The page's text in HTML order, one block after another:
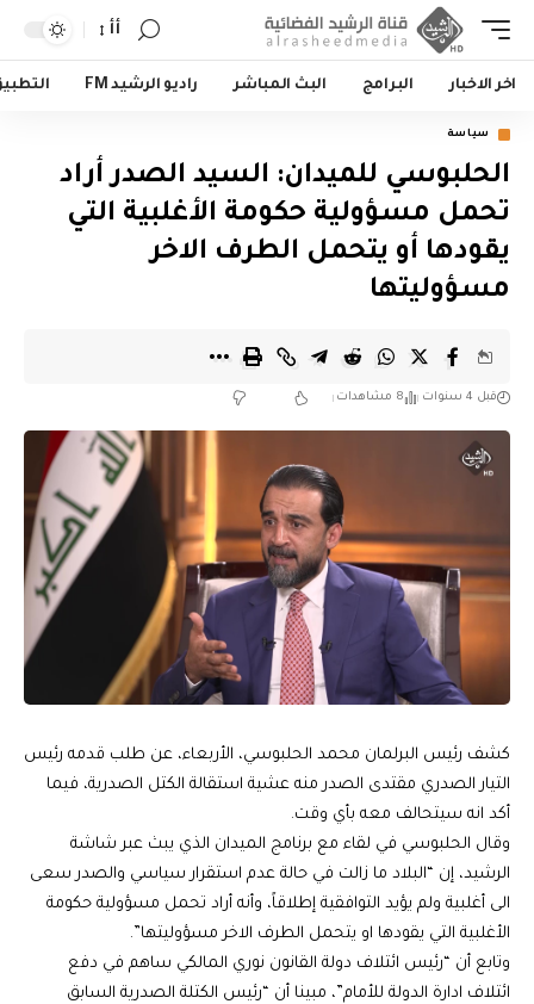
أأ
اخر الاخبار البرامج البث المباشر راديو الرشيد FM
سياسة
الحلبوسي للميدان: السيد الصدر أراد
تحمل مسؤولية حكومة الأغلبية التي
يقودها أو يتحمل الطرف الاخر
مسؤوليتها
قبل 4 سنوات 8 مشاهدات
كشف رئيس البرلمان محمد الحلبوسي، الأربعاء، عن طلب قدمه رئيس
التيار الصدري مقتدى الصدر منه عشية استقالة الكتل الصدرية، فيما
أكد انه سيتحالف معه بأي وقت.
وقال الحلبوسي في لقاء مع برنامج الميدان الذي يبث عبر شاشة
الرشيد، إن “البلاد ما زالت في حالة عدم استقرار سياسي والصدر سعى
الى أغلبية ولم يؤيد التوافقية إطلاقاً، وأنه أراد تحمل مسؤولية حكومة
الأغلبية التي يقودها او يتحمل الطرف الاخر مسؤوليتها”.
وتابع أن “رئيس ائتلاف دولة القانون نوري المالكي ساهم في دفع
ائتلاف ادارة الدولة للأمام”، مبينا أن “رئيس الكتلة الصدرية السابق